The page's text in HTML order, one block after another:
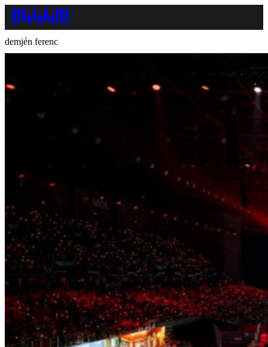
demjén ferenc